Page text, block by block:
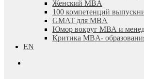
Женский MBA
100 компетенций
GMAT для MBA
Юмор вокруг МВА и
Критика MBA-
EN